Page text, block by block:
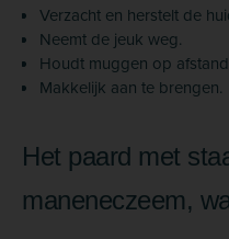
Verzacht en herstelt de
Neemt de jeuk weg.
Houdt muggen op
Makkelijk aan te brengen.
Het paard met
maneneczeem,